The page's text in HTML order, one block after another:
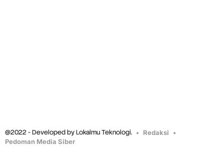
@2022 - Developed by Lokalmu Teknologi.
Redaksi
Pedoman Media Siber